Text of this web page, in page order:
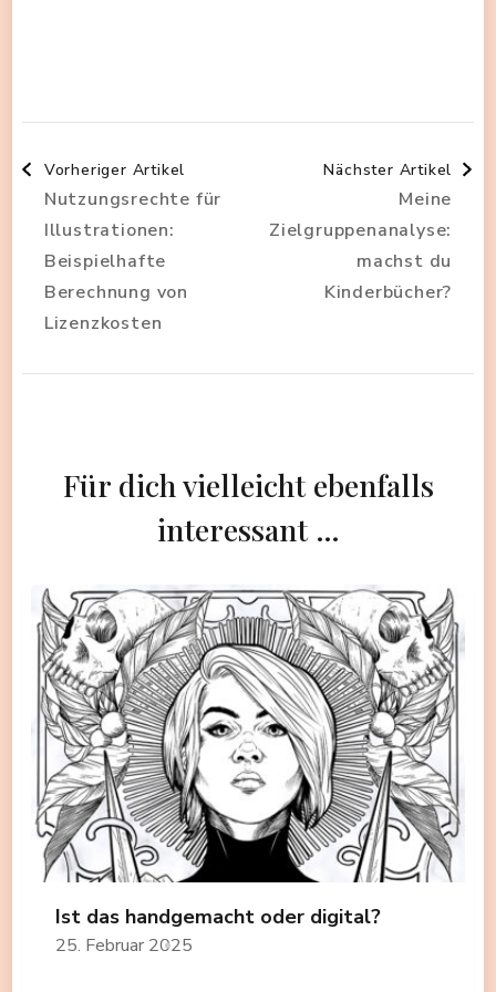
Beitragsnavigation
Vorheriger Artikel
Nutzungsrechte für
Illustrationen:
Beispielhafte
Berechnung von
Lizenzkosten
Nächster Artikel
Meine
Zielgruppenanalyse:
machst du
Kinderbücher?
Für dich vielleicht ebenfalls
interessant …
Ist das handgemacht oder digital?
25. Februar 2025